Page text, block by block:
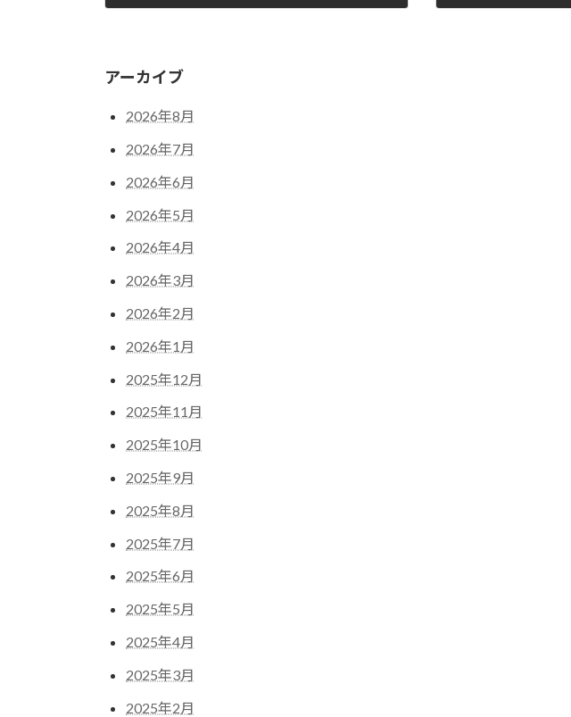
アーカイブ
2026年8月
2026年7月
2026年6月
2026年5月
2026年4月
2026年3月
2026年2月
2026年1月
2025年12月
2025年11月
2025年10月
2025年9月
2025年8月
2025年7月
2025年6月
2025年5月
2025年4月
2025年3月
2025年2月